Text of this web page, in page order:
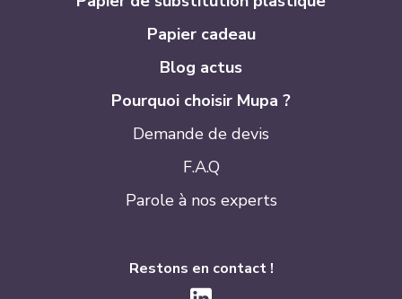
Papier cadeau
Blog actus
Pourquoi choisir Mupa ?
Demande de devis
F.A.Q
Parole à nos experts
Restons en contact !